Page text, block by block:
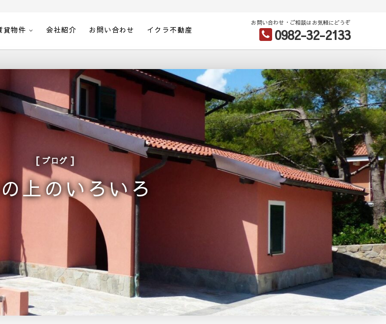
貸物件 会社紹介 お問い合わせ イクラ不動産
お問い合わせ・ご相談はお気軽にどうぞ
0982-32-2133
ブログ
上のいろいろ